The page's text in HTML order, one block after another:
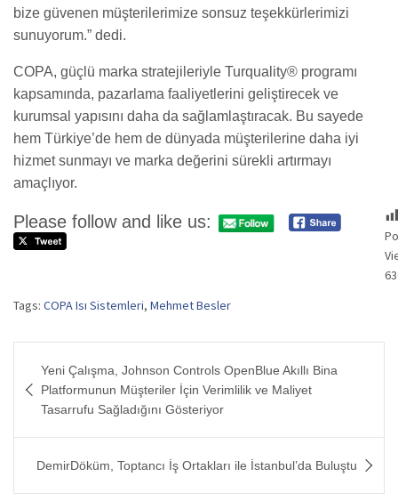
bize güvenen müşterilerimize sonsuz teşekkürlerimizi
sunuyorum.” dedi.
COPA, güçlü marka stratejileriyle Turquality® programı
kapsamında, pazarlama faaliyetlerini geliştirecek ve
kurumsal yapısını daha da sağlamlaştıracak. Bu sayede
hem Türkiye’de hem de dünyada müşterilerine daha iyi
hizmet sunmayı ve marka değerini sürekli artırmayı
amaçlıyor.
Please follow and like us:
Tags: COPA Isı Sistemleri, Mehmet Besler
gezinmesi
Yeni Çalışma, Johnson Controls OpenBlue Akıllı Bina
Platformunun Müşteriler İçin Verimlilik ve Maliyet
Tasarrufu Sağladığını Gösteriyor
DemirDöküm, Toptancı İş Ortakları ile İstanbul’da Buluştu